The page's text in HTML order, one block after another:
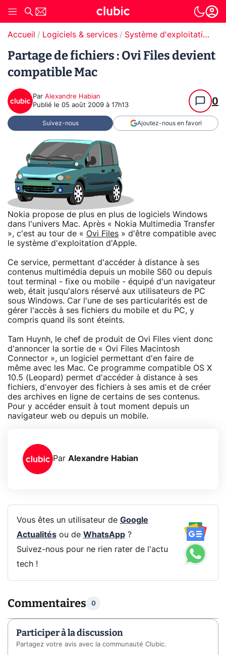
Accueil Logiciels & services Système d'exploitation (OS)
Partage de fichiers : Ovi Files devient
compatible Mac
Par Alexandre Habian
Publié le 05 août 2009 à 17h13 0
Suivez-nous Ajoutez-nous en favori
Nokia propose de plus en plus de logiciels Windows
dans l'univers Mac. Après « Nokia Multimedia Transfer
», c'est au tour de « Ovi Files » d'être compatible avec
le système d'exploitation d'Apple.
Ce service, permettant d'accéder à distance à ses
contenus multimédia depuis un mobile S60 ou depuis
tout terminal - fixe ou mobile - équipé d'un navigateur
web, était jusqu'alors réservé aux utilisateurs de PC
sous Windows. Car l'une de ses particularités est de
gérer l'accès à ses fichiers du mobile et du PC, y
compris quand ils sont éteints.
Tam Huynh, le chef de produit de Ovi Files vient donc
d'annoncer la sortie de « Ovi Files Macintosh
Connector », un logiciel permettant d'en faire de
même avec les Mac. Ce programme compatible OS X
10.5 (Leopard) permet d'accéder à distance à ses
fichiers, d'envoyer des fichiers à ses amis et de créer
des archives en ligne de certains de ses contenus.
Pour y accéder ensuit à tout moment depuis un
navigateur web ou depuis un mobile.
Par Alexandre Habian
Vous êtes un utilisateur de Google
Actualitésou de WhatsApp?
Suivez-nous pour ne rien rater de l'actu
tech !
Commentaires 0
Participer à la discussion
Partagez votre avis avec la communauté Clubic.